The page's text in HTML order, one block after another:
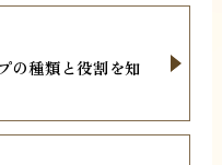
の種類と役割を知